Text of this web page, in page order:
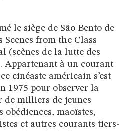
le siège de São Bento de
Scenes from the Class
(scènes de la lutte des
Appartenant à un courant
cinéaste américain s’est
1975 pour observer la
de milliers de jeunes
maoïstes,
et autres courants tiers-